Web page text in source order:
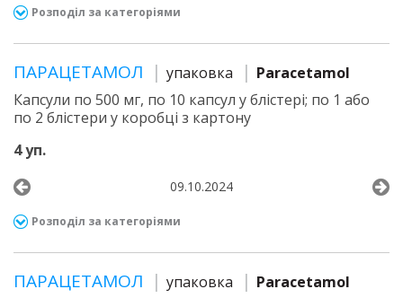
Розподіл за категоріями
ПАРАЦЕТАМОЛ упаковка
Paracetamol
Капсули по 500 мг, по 10 капсул у блістері; по 1 або
по 2 блістери у коробці з картону
4 уп.
09.10.2024
Розподіл за категоріями
ПАРАЦЕТАМОЛ упаковка
Paracetamol